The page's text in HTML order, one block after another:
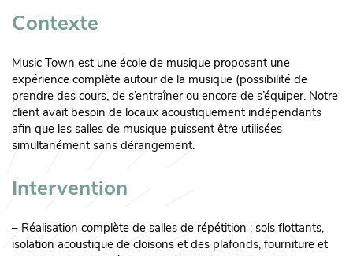
Contexte
Music Town est une école de musique proposant une
expérience complète autour de la musique (possibilité de
prendre des cours, de s’entraîner ou encore de s’équiper. Notre
client avait besoin de locaux acoustiquement indépendants
afin que les salles de musique puissent être utilisées
simultanément sans dérangement.
Intervention
– Réalisation complète de salles de répétition : sols flottants,
isolation acoustique de cloisons et des plafonds, fourniture et